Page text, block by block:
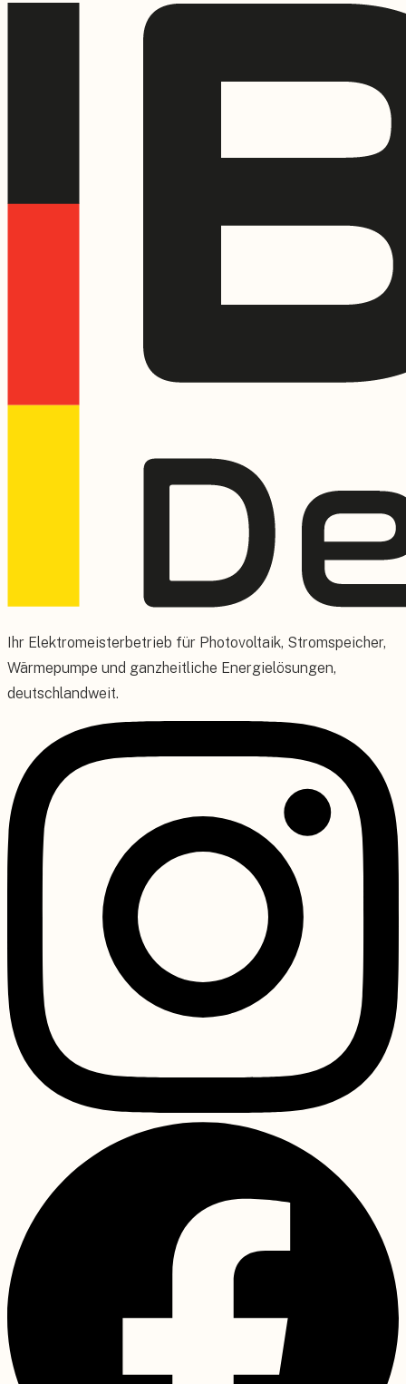
Ihr Elektromeisterbetrieb für Photovoltaik, Stromspeicher,
Wärmepumpe und ganzheitliche Energielösungen,
deutschlandweit.